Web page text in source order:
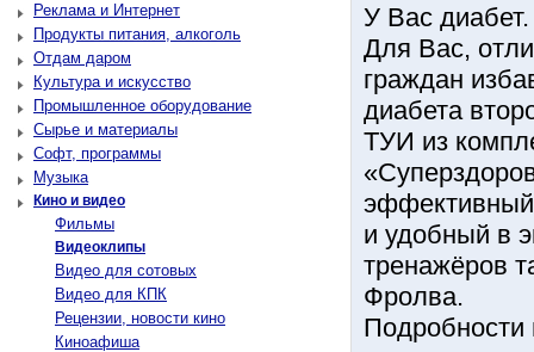
Реклама и Интернет
Продукты питания, алкоголь
Отдам даром
Культура и искусство
Промышленное оборудование
Сырье и материалы
Софт, программы
Музыка
Кино и видео
Фильмы
Видеоклипы
Видео для сотовых
Видео для КПК
Рецензии, новости кино
Киноафиша
У Вас
Для Вас,
граждан
диабета
ТУИ из
эффективный
и удобный в
тренажёров
Фролва.
Подробности